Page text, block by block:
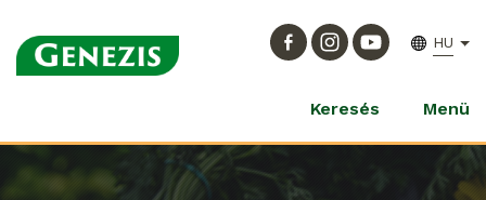
HU
Keresés Menü